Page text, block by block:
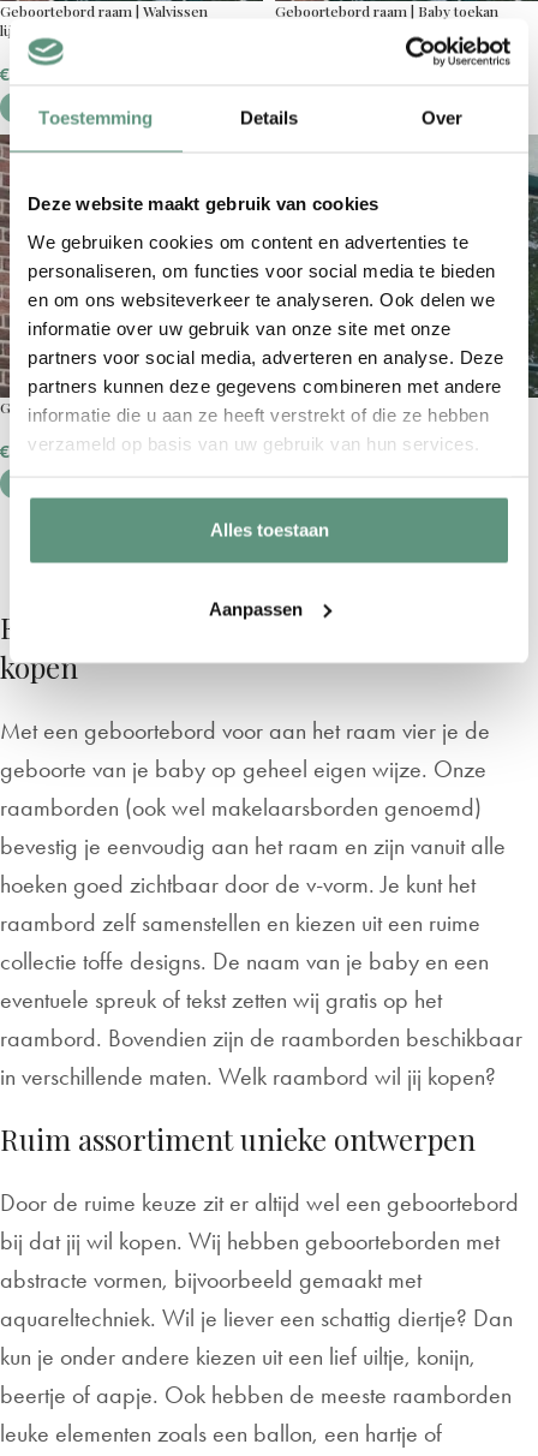
Toestemming Details Over
Deze website maakt gebruik van cookies
We gebruiken cookies om content en advertenties te
personaliseren, om functies voor social media te bieden
en om ons websiteverkeer te analyseren. Ook delen we
informatie over uw gebruik van onze site met onze
partners voor social media, adverteren en analyse. Deze
partners kunnen deze gegevens combineren met andere
informatie die u aan ze heeft verstrekt of die ze hebben
verzameld op basis van uw gebruik van hun services.
Alles toestaan
Aanpassen
Geboortebord raam | Walvissen
lijndesign
€
Geboortebord raam | Baby toekan
Geboortebord raam | Cirkel met hartjes
€ 36,95
Geboortebord raam | Ballonnen feest
€36,95
Een geboortebord voor aan het raam
kopen
Met een geboortebord voor aan het raam vier je de
geboorte van je baby op geheel eigen wijze. Onze
raamborden (ook wel makelaarsborden genoemd)
bevestig je eenvoudig aan het raam en zijn vanuit alle
hoeken goed zichtbaar door de v-vorm. Je kunt het
raambord zelf samenstellen en kiezen uit een ruime
collectie toffe designs. De naam van je baby en een
eventuele spreuk of tekst zetten wij gratis op het
raambord. Bovendien zijn de raamborden beschikbaar
in verschillende maten. Welk raambord wil jij kopen?
Ruim assortiment unieke ontwerpen
Door de ruime keuze zit er altijd wel een geboortebord
bij dat jij wil kopen. Wij hebben geboorteborden met
abstracte vormen, bijvoorbeeld gemaakt met
aquareltechniek. Wil je liever een schattig diertje? Dan
kun je onder andere kiezen uit een lief uiltje, konijn,
beertje of aapje. Ook hebben de meeste raamborden
leuke elementen zoals een ballon, een hartje of